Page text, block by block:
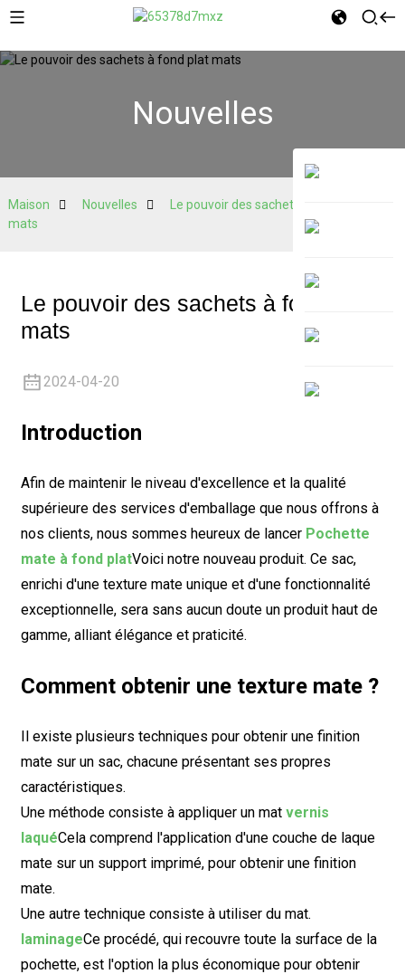
Nouvelles
Maison Nouvelles
Le pouvoir des sachets à fond plat
mats
Le pouvoir des sachets à fond plat
mats
2024-04-20
Introduction
Afin de maintenir le niveau d'excellence et la qualité
supérieure des services d'emballage que nous offrons à
nos clients, nous sommes heureux de lancer Pochette
mate à fond platVoici notre nouveau produit. Ce sac,
enrichi d'une texture mate unique et d'une fonctionnalité
exceptionnelle, sera sans aucun doute un produit haut de
gamme, alliant élégance et praticité.
Comment obtenir une texture mate ?
Il existe plusieurs techniques pour obtenir une finition
mate sur un sac, chacune présentant ses propres
caractéristiques.
Une méthode consiste à appliquer un mat vernis
laquéCela comprend l'application d'une couche de laque
mate sur un support imprimé, pour obtenir une finition
mate.
Une autre technique consiste à utiliser du mat.
laminageCe procédé, qui recouvre toute la surface de la
pochette, est l'option la plus économique pour obtenir